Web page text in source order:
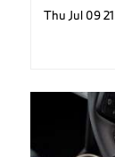
Thu Jul 09